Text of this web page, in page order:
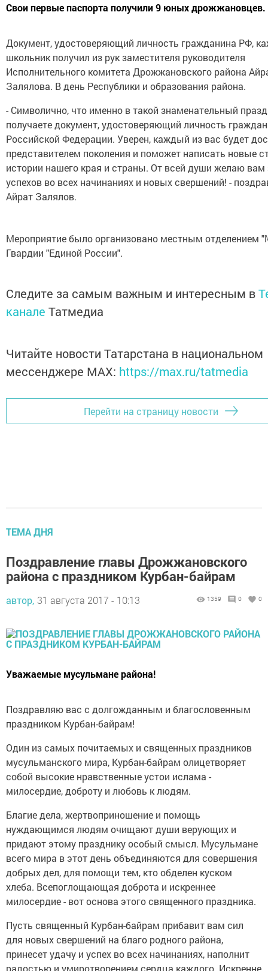
Свои первые паспорта получили 9 юных дрожжановцев.
Документ, удостоверяющий личность гражданина РФ,
школьник получил из рук заместителя руководителя
Исполнительного комитета Дрожжановского района
Залялова. В день Республики и образования района.
- Символично, что именно в такой знаменательный
получаете документ, удостоверяющий личность
Российской Федерации. Уверен, каждый из вас будет
представителем поколения и поможет написать новые
истории нашего края и страны. От всей души желаю вам
успехов во всех начинаниях и новых свершений! -
Айрат Залялов.
Мероприятие было организовано местным отделением
Гвардии "Единой России".
Следите за самым важным и интересным в
канале Татмедиа
Читайте новости Татарстана в национальном
мессенджере MАХ: https://max.ru/tatmedia
Перейти на страницу новости
ТЕМА ДНЯ
Поздравление главы Дрожжановского
района с праздником Курбан-байрам
автор, 31 августа 2017 - 10:13 1359 0 0
Уважаемые мусульмане района!
Поздравляю вас с долгожданным и благословенным
праздником Курбан-байрам!
Один из самых почитаемых и священных праздников
мусульманского мира, Курбан-байрам олицетворяет
собой высокие нравственные устои ислама -
милосердие, доброту и любовь к людям.
Благие дела, жертвоприношение и помощь
нуждающимся людям очищают души верующих и
придают этому празднику особый смысл. Мусульмане
всего мира в этот день объединяются для совершения
добрых дел, для помощи тем, кто обделен куском
хлеба. Всепоглощающая доброта и искреннее
милосердие - вот основа этого священного праздника.
Пусть священный Курбан-байрам прибавит вам сил
для новых свершений на благо родного района,
принесет удачу и успех во всех начинаниях, наполнит
радостью и умиротворением сердца каждого. Искренне